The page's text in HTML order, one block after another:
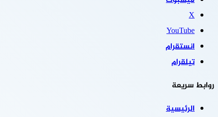
‫X
‫YouTube
انستقرام
تيلقرام
روابط سريعة
الرئيسية